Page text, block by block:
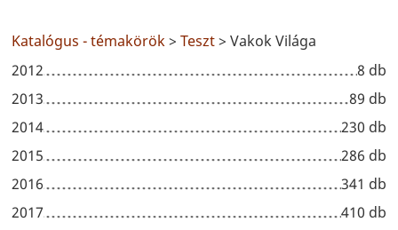
Katalógus - témakörök>Teszt> Vakok Világa
2012
8 db
2013
89 db
2014
230 db
2015
286 db
2016
341 db
2017
410 db